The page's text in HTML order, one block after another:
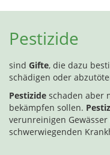
Pestizide
sind Gifte, die dazu
schädigen oder
Pestizide schaden aber
bekämpfen sollen.
verunreinigen
schwerwiegenden